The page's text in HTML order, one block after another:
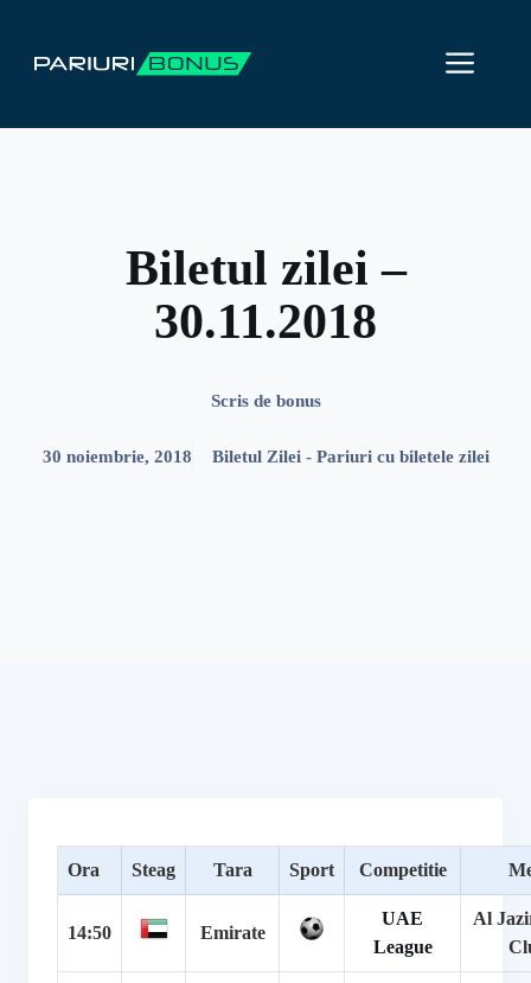
conținut
Biletul zilei –
30.11.2018
Scris de bonus
30 noiembrie, 2018 Biletul Zilei - Pariuri cu biletele zilei
Ora Steag Tara Sport Competitie
14:50 Emirate
UAE
League
Al